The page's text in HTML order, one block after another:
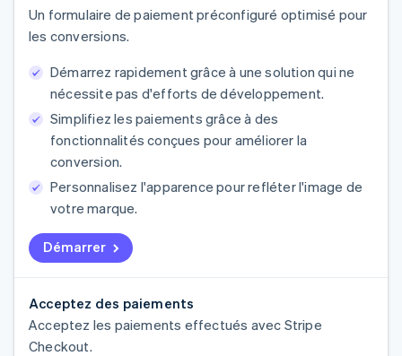
Un formulaire de paiement préconfiguré optimisé pour
les conversions.
Démarrer
Démarrez rapidement grâce à une solution qui ne
nécessite pas d'efforts de développement.
Simplifiez les paiements grâce à des
fonctionnalités conçues pour améliorer la
conversion.
Personnalisez l'apparence pour refléter l'image de
votre marque.
Acceptez des paiements
Acceptez les paiements effectués avec Stripe
Checkout.